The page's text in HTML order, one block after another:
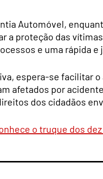
Automóvel,
a proteção das
e uma rápida e
espera-se facilitar
afetados por
dos cidadãos
o truque dos